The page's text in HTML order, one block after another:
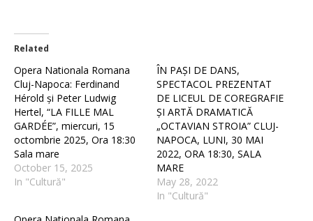
Related
Opera Nationala Romana
Cluj-Napoca: Ferdinand
Hérold și Peter Ludwig
Hertel, “LA FILLE MAL
GARDÉE”, miercuri, 15
octombrie 2025, Ora 18:30
Sala mare
October 15, 2025
In "Cultură"
ÎN PAȘI DE DANS,
SPECTACOL PREZENTAT
DE LICEUL DE COREGRAFIE
ȘI ARTĂ DRAMATICĂ
„OCTAVIAN STROIA” CLUJ-
NAPOCA, LUNI, 30 MAI
2022, ORA 18:30, SALA
MARE
May 28, 2022
In "Cultură"